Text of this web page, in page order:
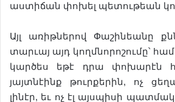
աստիճան փոխել պետութեան
Այլ առիթներով Փաշինեանը
տարւայ այդ կողմնորոշումը՝
կարծես եթէ դրա փոխարէն
յայտնէինք թուրքերին, ոչ
լինէր, եւ ոչ էլ այսպիսի